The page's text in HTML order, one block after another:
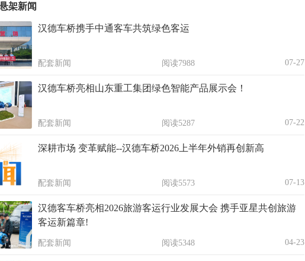
架新闻
汉德车桥携手中通客车共筑绿色客运
配套新闻 阅读7988 07-27
汉德车桥亮相山东重工集团绿色智能产品展示会！
配套新闻 阅读5287 07-22
深耕市场 变革赋能--汉德车桥2026上半年外销再创新高
配套新闻 阅读5573 07-13
汉德客车桥亮相2026旅游客运行业发展大会 携手亚星共创旅游
客运新篇章!
配套新闻 阅读5348 04-23